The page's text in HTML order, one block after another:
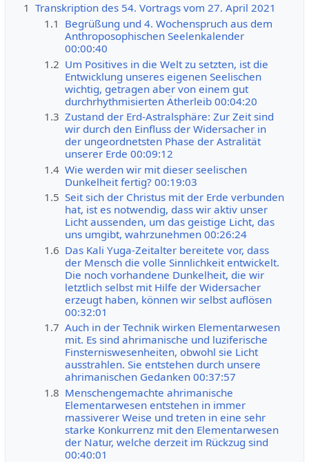
1 Transkription des 54. Vortrags vom 27. April 2021
1.1 Begrüßung und 4. Wochenspruch aus dem
Anthroposophischen Seelenkalender
00:00:40
1.2 Um Positives in die Welt zu setzten, ist die
Entwicklung unseres eigenen Seelischen
wichtig, getragen aber von einem gut
durchrhythmisierten Ätherleib 00:04:20
1.3 Zustand der Erd-Astralsphäre: Zur Zeit sind
wir durch den Einfluss der Widersacher in
der ungeordnetsten Phase der Astralität
unserer Erde 00:09:12
1.4 Wie werden wir mit dieser seelischen
Dunkelheit fertig? 00:19:03
1.5 Seit sich der Christus mit der Erde verbunden
hat, ist es notwendig, dass wir aktiv unser
Licht aussenden, um das geistige Licht, das
uns umgibt, wahrzunehmen 00:26:24
1.6 Das Kali Yuga-Zeitalter bereitete vor, dass
der Mensch die volle Sinnlichkeit entwickelt.
Die noch vorhandene Dunkelheit, die wir
letztlich selbst mit Hilfe der Widersacher
erzeugt haben, können wir selbst auflösen
00:32:01
1.7 Auch in der Technik wirken Elementarwesen
mit. Es sind ahrimanische und luziferische
Finsterniswesenheiten, obwohl sie Licht
ausstrahlen. Sie entstehen durch unsere
ahrimanischen Gedanken 00:37:57
1.8 Menschengemachte ahrimanische
Elementarwesen entstehen in immer
massiverer Weise und treten in eine sehr
starke Konkurrenz mit den Elementarwesen
der Natur, welche derzeit im Rückzug sind
00:40:01